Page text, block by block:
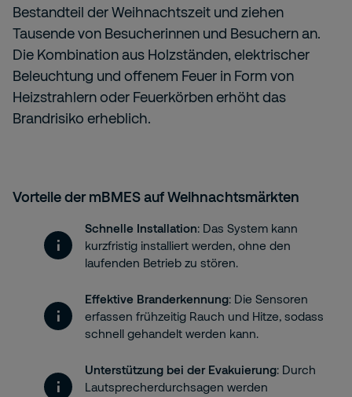
Bestandteil der Weihnachtszeit und ziehen
Tausende von Besucherinnen und Besuchern an.
Die Kombination aus Holzständen, elektrischer
Beleuchtung und offenem Feuer in Form von
Heizstrahlern oder Feuerkörben erhöht das
Brandrisiko erheblich.
Vorteile der mBMES auf Weihnachtsmärkten
Schnelle Installation: Das System kann
kurzfristig installiert werden, ohne den
laufenden Betrieb zu stören.
Effektive Branderkennung: Die Sensoren
erfassen frühzeitig Rauch und Hitze, sodass
schnell gehandelt werden kann.
Unterstützung bei der Evakuierung: Durch
Lautsprecherdurchsagen werden